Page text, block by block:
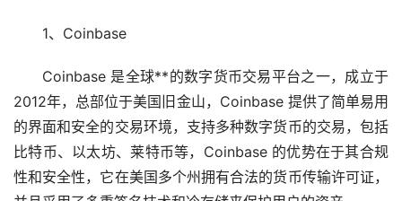
1、Coinbase
Coinbase 是全球**的数字货币交易平台之一，成立于
2012年，总部位于美国旧金山，Coinbase 提供了简单易用
的界面和安全的交易环境，支持多种数字货币的交易，包括
比特币、 以太坊、莱特币等，Coinbase 的优势在于其合规
性和安全性，它在美国多个州拥有合法的货币传输许可证，